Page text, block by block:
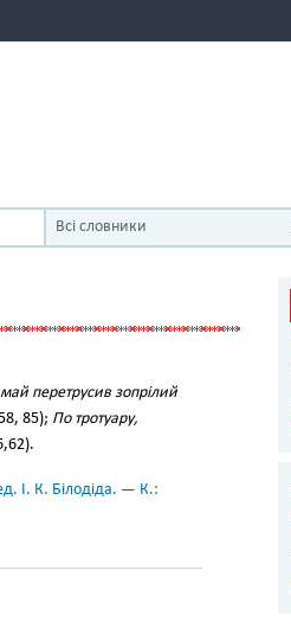
Всі словники
перетрусив зопрілий
85); По тротуару,
І. К. Білодіда. — К.: